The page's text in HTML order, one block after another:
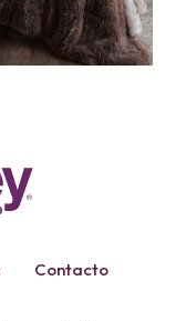
Contacto